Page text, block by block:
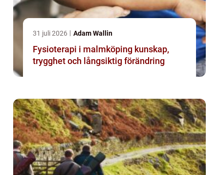
31 juli 2026 Adam Wallin
Fysioterapi i malmköping kunskap,
trygghet och långsiktig förändring